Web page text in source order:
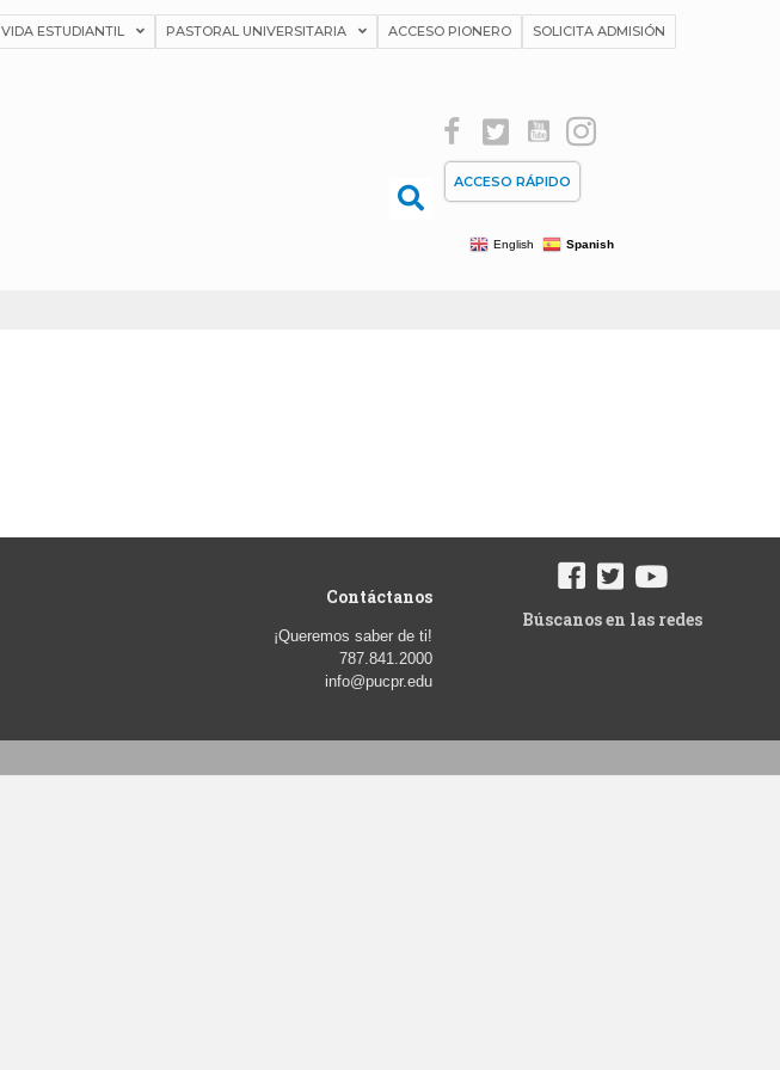
VIDA ESTUDIANTIL PASTORAL UNIVERSITARIA ACCESO PIONERO SOLICITA ADMISIÓN
ACCESO RÁPIDO
English Spanish
Contáctanos
¡Queremos saber de ti!
787.841.2000
info@pucpr.edu
Búscanos en las redes